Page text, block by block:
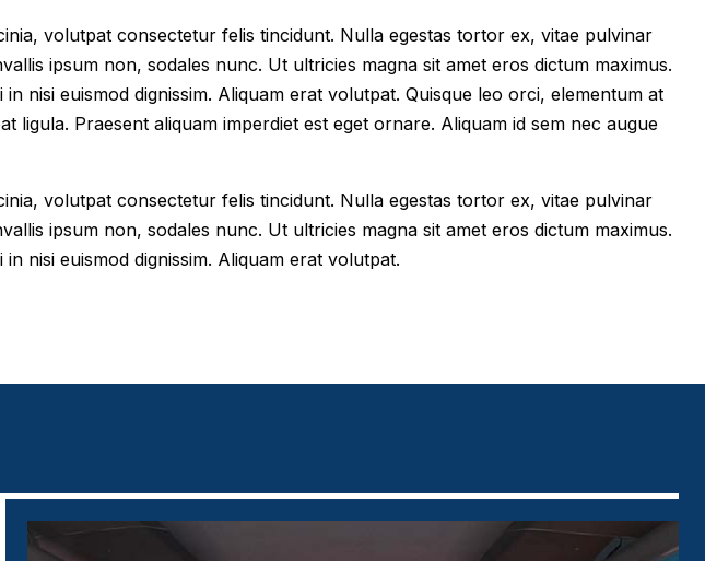
volutpat consectetur felis tincidunt. Nulla egestas tortor ex, vitae pulvinar
ipsum non, sodales nunc. Ut ultricies magna sit amet eros dictum maximus.
nisi euismod dignissim. Aliquam erat volutpat. Quisque leo orci, elementum at
Praesent aliquam imperdiet est eget ornare. Aliquam id sem nec augue
volutpat consectetur felis tincidunt. Nulla egestas tortor ex, vitae pulvinar
ipsum non, sodales nunc. Ut ultricies magna sit amet eros dictum maximus.
nisi euismod dignissim. Aliquam erat volutpat.